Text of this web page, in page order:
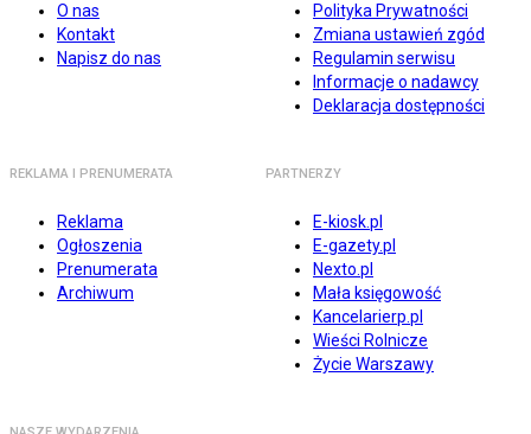
O nas
Kontakt
Napisz do nas
Polityka Prywatności
Zmiana ustawień zgód
Regulamin serwisu
Informacje o nadawcy
Deklaracja dostępności
REKLAMA I PRENUMERATA
Reklama
Ogłoszenia
Prenumerata
Archiwum
PARTNERZY
E-kiosk.pl
E-gazety.pl
Nexto.pl
Mała księgowość
Kancelarierp.pl
Wieści Rolnicze
Życie Warszawy